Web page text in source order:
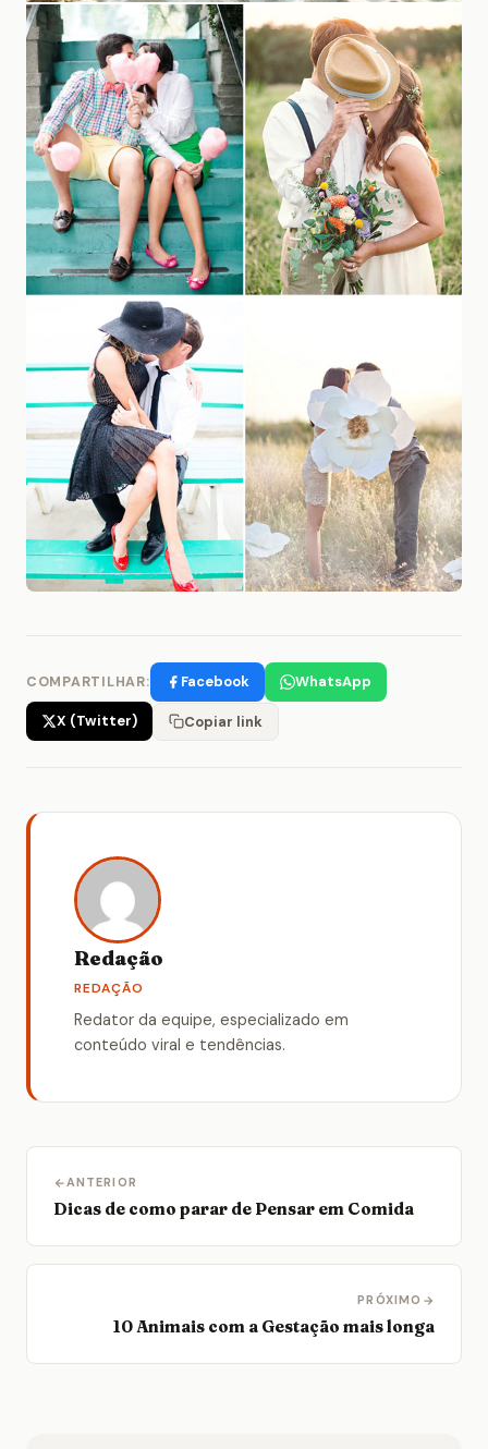
COMPARTILHAR: Facebook WhatsApp
X (Twitter) Copiar link
Redação
REDAÇÃO
Redator da equipe, especializado em
conteúdo viral e tendências.
ANTERIOR
Dicas de como parar de Pensar em Comida
PRÓXIMO
10 Animais com a Gestação mais longa
🙏 Ei, você usa um bloqueador de anúncios?